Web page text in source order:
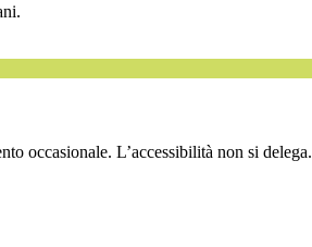
occasionale. L’accessibilità non si delega.